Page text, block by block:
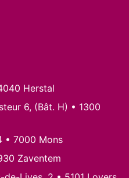
Herstal
6, (Bât. H) • 1300
• 7000 Mons
Zaventem